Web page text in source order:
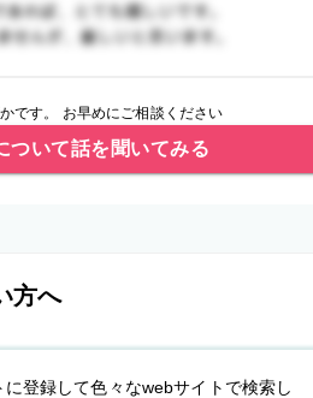
です。 お早めにご相談ください
ついて話を聞いてみる
方へ
登録して色々なwebサイトで検索し